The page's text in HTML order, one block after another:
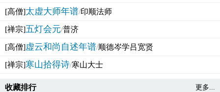
[高僧]太虚大师年谱/印顺法师
[禅宗]五灯会元/普济
[高僧]虚云和尚自述年谱/顺德岑学吕宽贤
[禅宗]寒山拾得诗/寒山大士
收藏排行 更多...